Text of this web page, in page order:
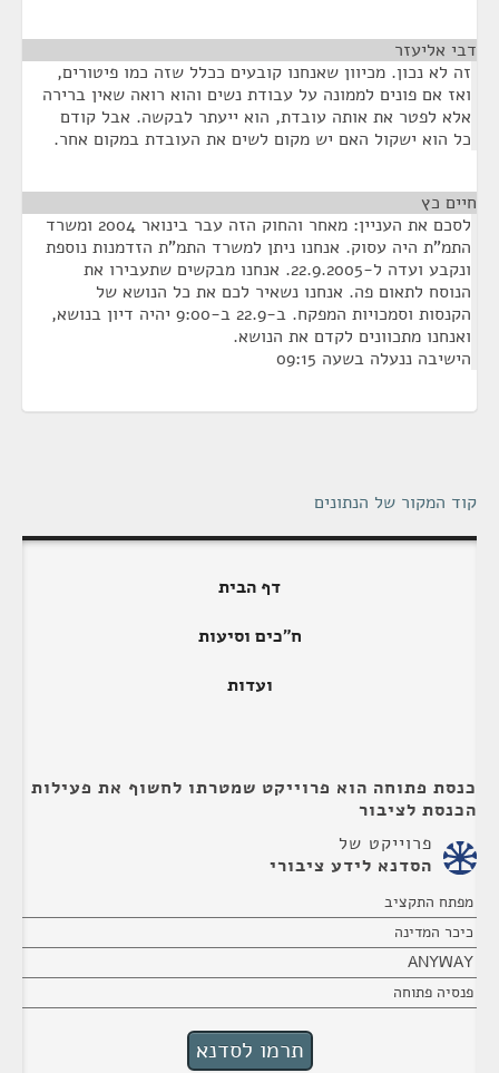
דבי אליעזר
זה לא נכון. מכיוון שאנחנו קובעים ככלל שזה כמו פיטורים,
ואז אם פונים לממונה על עבודת נשים והוא רואה שאין ברירה
אלא לפטר את אותה עובדת, הוא ייעתר לבקשה. אבל קודם
כל הוא ישקול האם יש מקום לשים את העובדת במקום אחר.
חיים כץ
לסכם את העניין: מאחר והחוק הזה עבר בינואר 2004 ומשרד
התמ"ת היה עסוק. אנחנו ניתן למשרד התמ"ת הזדמנות נוספת
ונקבע ועדה ל-22.9.2005. אנחנו מבקשים שתעבירו את
הנוסח לתאום פה. אנחנו נשאיר לכם את כל הנושא של
הקנסות וסמכויות המפקח. ב-22.9 ב-9:00 יהיה דיון בנושא,
ואנחנו מתכוונים לקדם את הנושא.
הישיבה ננעלה בשעה 09:15
קוד המקור של הנתונים
דף הבית
ח"כים וסיעות
ועדות
כנסת פתוחה הוא פרוייקט שמטרתו לחשוף את פעילות
הכנסת לציבור
פרוייקט של
הסדנא לידע ציבורי
מפתח התקציב
כיכר המדינה
ANYWAY
פנסיה פתוחה